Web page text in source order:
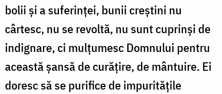
bolii și a suferinței, bunii creștini nu
cârtesc, nu se revoltă, nu sunt cuprinși de
indignare, ci mulțumesc Domnului pentru
această șansă de curățire, de mântuire. Ei
doresc să se purifice de impuritățile